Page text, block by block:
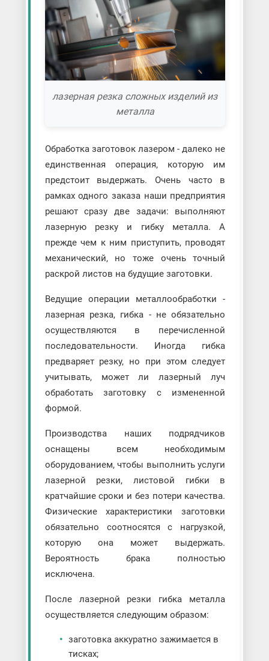
лазерная резка сложных изделий из
металла
Обработка заготовок лазером - далеко не
единственная операция, которую им
предстоит выдержать. Очень часто в
рамках одного заказа наши предприятия
решают сразу две задачи: выполняют
лазерную резку и гибку металла. А
прежде чем к ним приступить, проводят
механический, но тоже очень точный
раскрой листов на будущие заготовки.
Ведущие операции металлообработки -
лазерная резка, гибка - не обязательно
осуществляются в перечисленной
последовательности. Иногда гибка
предваряет резку, но при этом следует
учитывать, может ли лазерный луч
обработать заготовку с измененной
формой.
Производства наших подрядчиков
оснащены всем необходимым
оборудованием, чтобы выполнить услуги
лазерной резки, листовой гибки в
кратчайшие сроки и без потери качества.
Физические характеристики заготовки
обязательно соотносятся с нагрузкой,
которую она может выдержать.
Вероятность брака полностью
исключена.
После лазерной резки гибка металла
осуществляется следующим образом:
заготовка аккуратно зажимается в
тисках;